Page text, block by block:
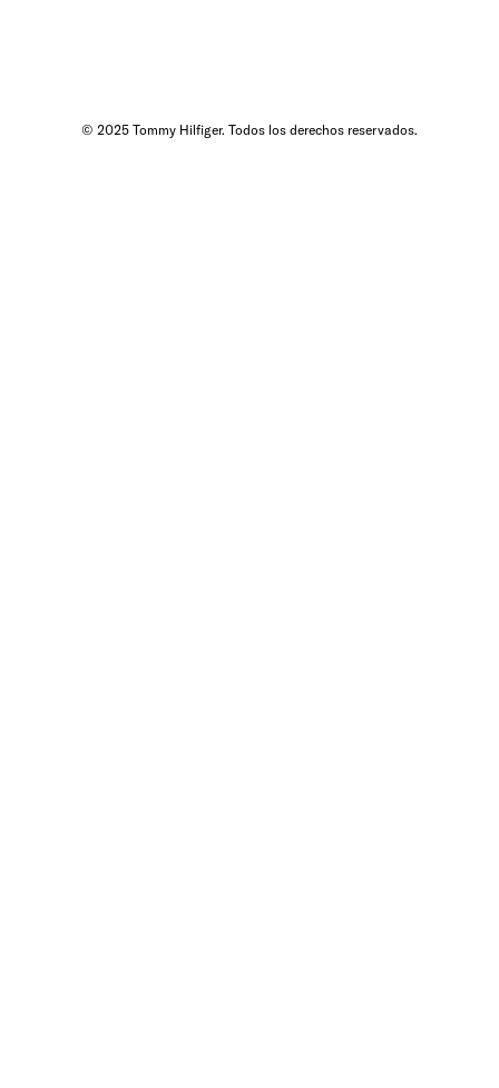
© 2025 Tommy Hilfiger. Todos los derechos reservados.